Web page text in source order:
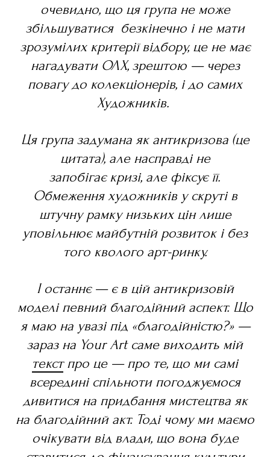
очевидно, що ця група не може
збільшуватися безкінечно і не мати
зрозумілих критерії відбору, це не має
нагадувати ОЛХ, зрештою — через
повагу до колекціонерів, і до самих
Художників.
Ця група задумана як антикризова (це
цитата), але насправді не
запобігає кризі, але фіксує її.
Обмеження художників у скруті в
штучну рамку низьких цін лише
уповільнює майбутній розвиток і без
того кволого арт-ринку.
І останнє — є в цій антикризовій
моделі певний благодійний аспект. Що
я маю на увазі під «благодійністю?» —
зараз на Your Art саме виходить мій
текстпро це — про те, що ми самі
всередині спільноти погоджуємося
дивитися на придбання мистецтва як
на благодійний акт. Тоді чому ми маємо
очікувати від влади, що вона буде